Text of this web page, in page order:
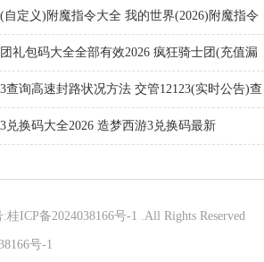
自定义)附魔指令大全 我的世界(2026)附魔指令
礼包码大全全部有效2026 疯狂骑士团(充值漏
大全全部有效官方分享
查询高速封路状况方法 交管12123(实时公告)查
最新消息
兑换码大全2026 造梦西游3兑换码最新
桂ICP备2024038166号-1 .All Rights Reserved
号-1